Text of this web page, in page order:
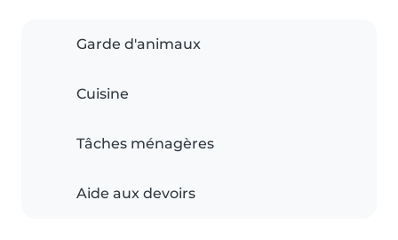
Garde d'animaux
Cuisine
Tâches ménagères
Aide aux devoirs